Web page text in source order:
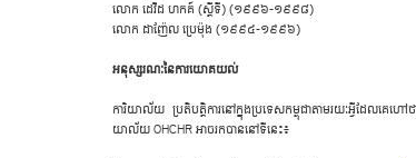
​លោក ដេ​វីដ ​ហកគ៍ (ស្តី​ទី) (១៩៩៦-១៩៩៨)
​លោក ​ដា​ញ៉ែល ​ប្រេ​ម៉ុង (១៩៩៤-១៩៩៦)
​អ​នុស្ស​រ​ណៈ​នៃ​កា​រ​យោគ​យល់
ការិ​យាល័យ ប្រ​តិ​បត្តិ​ការ​នៅ​ក្នុង​ប្រ​ទេស​កម្ពុ​ជា​តាម​រ​យៈ​អ្វី​ដែ
យាល័យ OHCHR ​អាច​រក​បាន​នៅ​ទី​នេះ៖